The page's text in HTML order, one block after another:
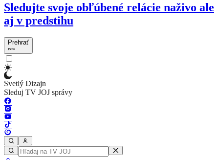
Sledujte svoje obľúbené relácie naživo ale
aj v predstihu
Prehrať
Svetlý Dizajn
Sleduj TV JOJ správy